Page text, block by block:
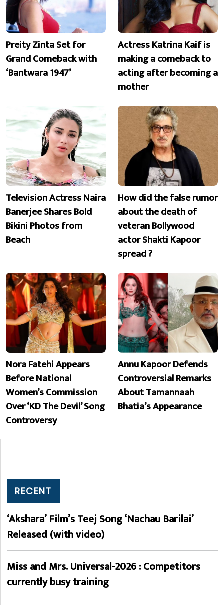
Preity Zinta Set for
Grand Comeback with
‘Bantwara 1947’
Actress Katrina Kaif is
making a comeback to
acting after becoming a
mother
Television Actress Naira
Banerjee Shares Bold
Bikini Photos from
Beach
How did the false rumor
about the death of
veteran Bollywood
actor Shakti Kapoor
spread ?
Nora Fatehi Appears
Before National
Women’s Commission
Over ‘KD The Devil’ Song
Controversy
Annu Kapoor Defends
Controversial Remarks
About Tamannaah
Bhatia’s Appearance
RECENT
‘Akshara’ Film’s Teej Song ‘Nachau Barilai’
Released (with video)
Miss and Mrs. Universal-2026 : Competitors
currently busy training